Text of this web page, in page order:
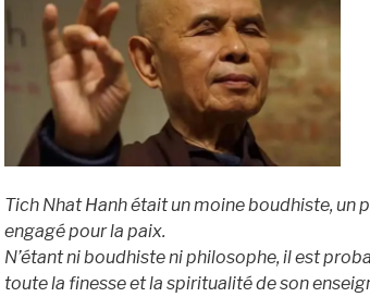
Tich Nhat Hanh était un moine boudhiste, un
engagé pour la paix.
N’étant ni boudhiste ni philosophe, il est
toute la finesse et la spiritualité de son